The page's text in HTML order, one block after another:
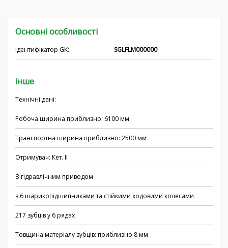
српски
Основні особливості
Ідентифікатор GK: SGLFLM000000
інше
Технічні дані:
Робоча ширина приблизно: 6100 мм
Транспортна ширина приблизно: 2500 мм
Отримувач: Кет. II
З гідравлічним приводом
з 6 шарикопідшипниками та стійкими ходовими колесами
217 зубців у 6 рядах
Товщина матеріалу зубців: приблизно 8 мм